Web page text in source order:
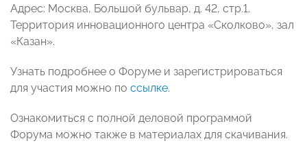
Адрес: Москва, Большой бульвар, д. 42, стр.1.
Территория инновационного центра «Сколково», зал
«Казан».
Узнать подробнее о Форуме и зарегистрироваться
для участия можно по ссылке.
Ознакомиться с полной деловой программой
Форума можно также в материалах для скачивания.